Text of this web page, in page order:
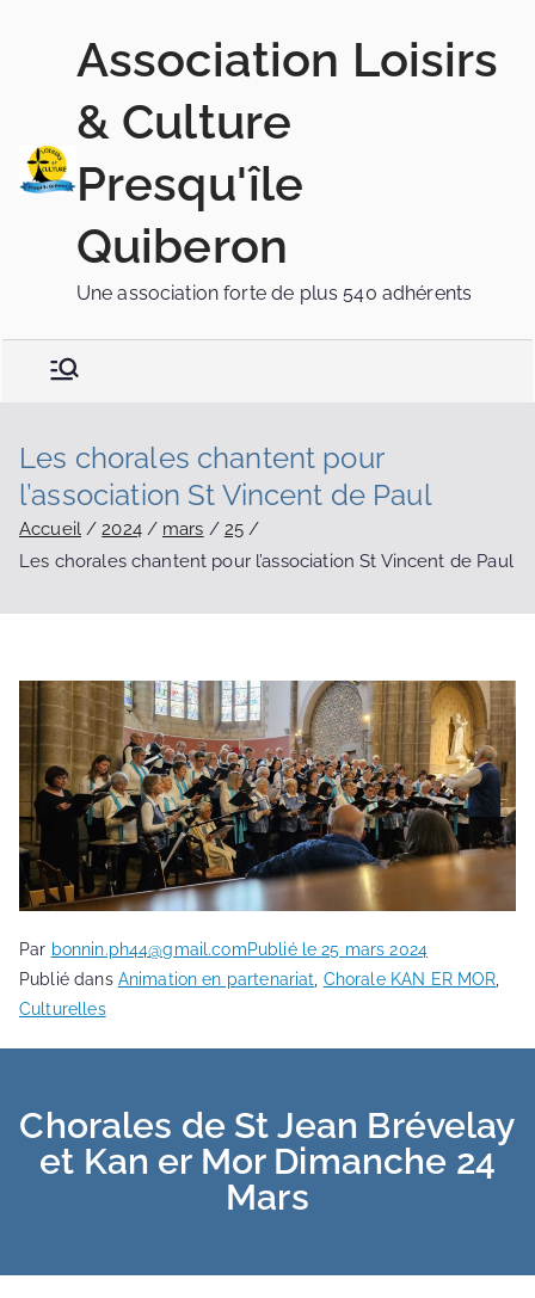
Association Loisirs
& Culture
Presqu'île
Quiberon
Une association forte de plus 540 adhérents
Les chorales chantent pour
l’association St Vincent de Paul
Accueil 2024 mars
25
Les chorales chantent pour l’association St Vincent de Paul
Par bonnin.ph44@gmail.comPublié le25 mars 2024
Publié dans Animation en partenariat Chorale KAN ER MOR
Culturelles
Chorales de St Jean Brévelay
et Kan er Mor Dimanche 24
Mars